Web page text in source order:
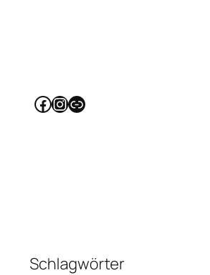
Facebook
Instagram
Link
Schlagwörter